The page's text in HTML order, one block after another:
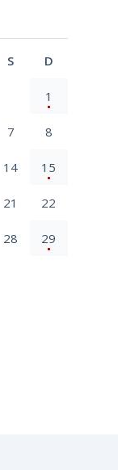
S D
1
7 8
14 15
21 22
28 29